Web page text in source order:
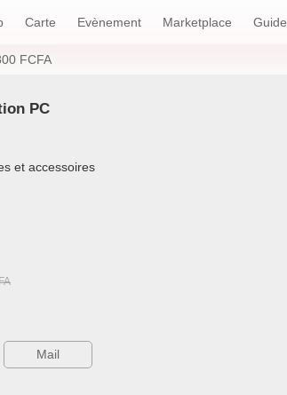
Carte Evènement Marketplace Guide
FCFA
PC
et accessoires
Mail